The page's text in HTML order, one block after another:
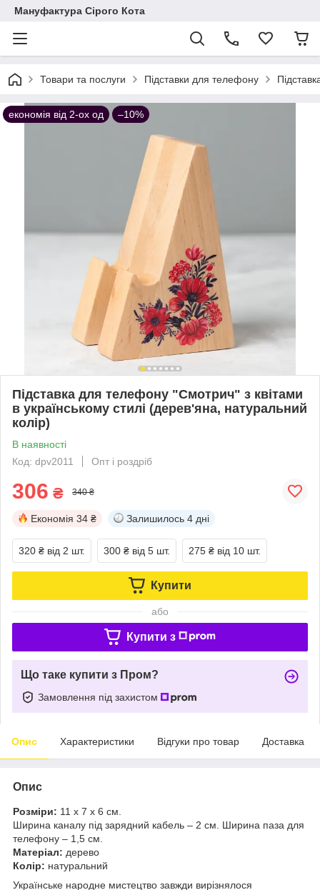
Мануфактура Сірого Кота
Товари та послуги Підставки для телефону
економія від 2-ох од –10%
Підставка для телефону "Смотрич" з квітами
в українському стилі (дерев'яна, натуральний
колір)
В наявності
Код: dpv2011
Опт і роздріб
306 ₴ 340 ₴
Економія 34 ₴ Залишилось 4 дні
320 ₴ від 2 шт. 300 ₴ від 5 шт. 275 ₴ від 10 шт.
Купити
або
Купити з
Що таке купити з Пром?
Замовлення під захистом
Опис Характеристики Відгуки про товар Доставка
Опис
Розміри: 11 х 7 х 6 см.
Ширина каналу під зарядний кабель – 2 см. Ширина паза для
телефону – 1,5 см.
Матеріал: дерево
Колір: натуральний
Українське народне мистецтво завжди вирізнялося